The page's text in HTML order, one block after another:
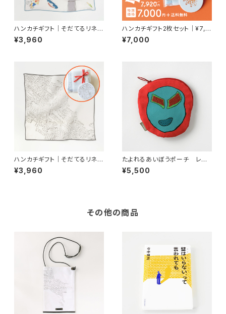
ハンカチギフト｜そだてるリネン
ハンカチ オランダの風車
¥3,960
ハンカチギフト2枚セット｜¥7,9
20→¥7,000｜
¥7,000
ハンカチギフト｜そだてるリネン
ハンカチ 白の風景・村
¥3,960
たよれるあいぼうポーチ レス
ラー
¥5,500
その他の商品